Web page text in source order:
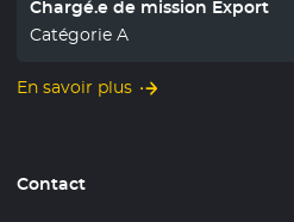
Chargé.e de mission Export
Catégorie A
En savoir plus
Contact